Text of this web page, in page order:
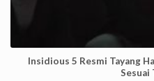
Insidious 5 Resmi Tayang
Sesuai